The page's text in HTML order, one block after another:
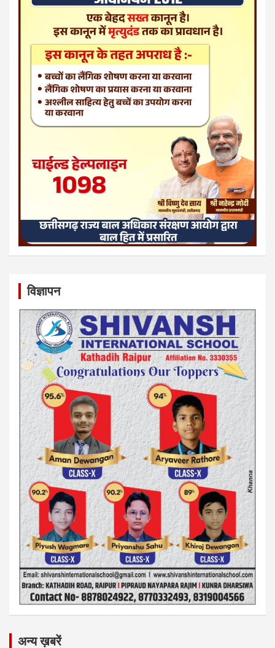
विज्ञापन
अन्य ख़बरें